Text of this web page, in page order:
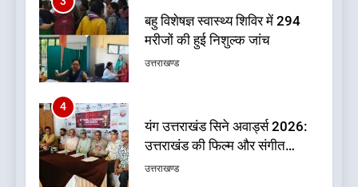
यंग उत्तराखंड सिने अवार्ड्स 2026:
उत्तराखंड की फिल्म और संगीत
प्रतिभाओं का होगा सम्मान
उत्तराखण्ड
5
बड़ी खबर:16 करोड़ के पुल मामले में
धामी सरकार का बड़ा एक्शन
उत्तराखण्ड